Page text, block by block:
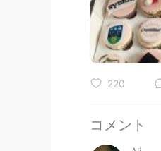
220
コメント